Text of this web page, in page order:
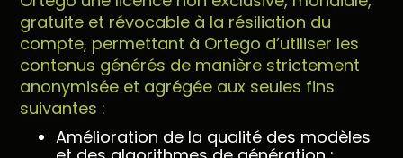
gratuite et révocable à la résiliation du
compte, permettant à Ortego d’utiliser les
contenus générés de manière strictement
anonymisée et agrégée aux seules fins
suivantes :
Amélioration de la qualité des modèles